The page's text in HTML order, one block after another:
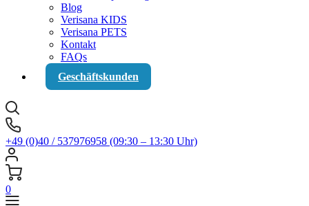
Blog
Verisana KIDS
Verisana PETS
Kontakt
FAQs
Geschäftskunden
+49 (0)40 / 537976958 (09:30 – 13:30 Uhr)
0